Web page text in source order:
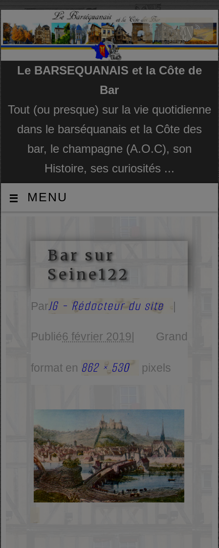
Le BARSEQUANAIS et la Côte de
Bar
Tout (ou presque) sur la vie quotidienne
dans le barséquanais et la Côte des
bar, le champagne (A.O.C), son
Histoire, ses curiosités ...
MENU
Bar sur
Seine122
ParJG - Rédacteur du site
Publié6 février 2019 Grand
format en 862 × 530 pixels